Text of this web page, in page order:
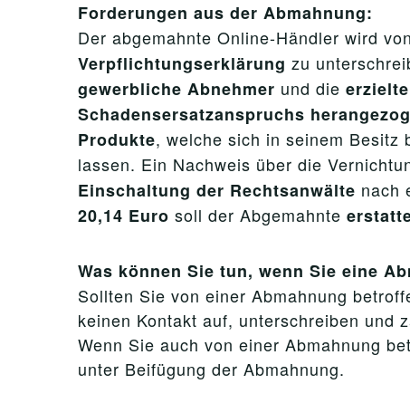
Forderungen aus der Abmahnung:
Der abgemahnte Online-Händler wird
Verpflichtungserklärung zu
gewerbliche Abnehmer und die
Schadensersatzanspruchs
Produkte, welche sich in seinem Besitz
lassen. Ein Nachweis über die
Einschaltung der Rechtsanwälte nach
20,14 Euro soll der Abgemahnte
Was können Sie tun, wenn Sie eine
Sollten Sie von einer Abmahnung
keinen Kontakt auf, unterschreiben und
Wenn Sie auch von einer Abmahnung
unter Beifügung der Abmahnung.